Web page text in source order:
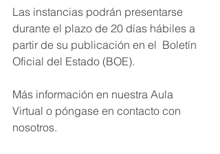
Las instancias podrán presentarse
durante el plazo de 20 días hábiles a
partir de su publicación en el  Boletín
Oficial del Estado (BOE).
Más información en nuestra Aula
Virtual o póngase en contacto con
nosotros.